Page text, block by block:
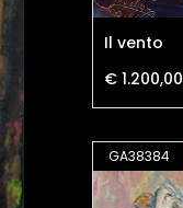
Il vento
€ 1.200,00
GA38384